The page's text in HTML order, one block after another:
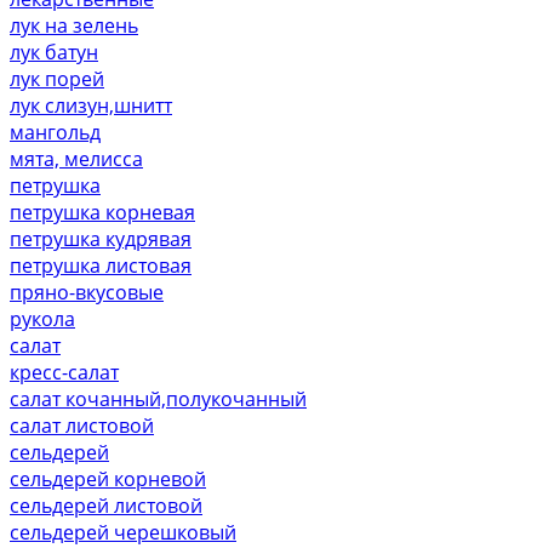
лук на зелень
лук батун
лук порей
лук слизун,шнитт
мангольд
мята, мелисса
петрушка
петрушка корневая
петрушка кудрявая
петрушка листовая
пряно-вкусовые
рукола
салат
кресс-салат
салат кочанный,полукочанный
салат листовой
сельдерей
сельдерей корневой
сельдерей листовой
сельдерей черешковый